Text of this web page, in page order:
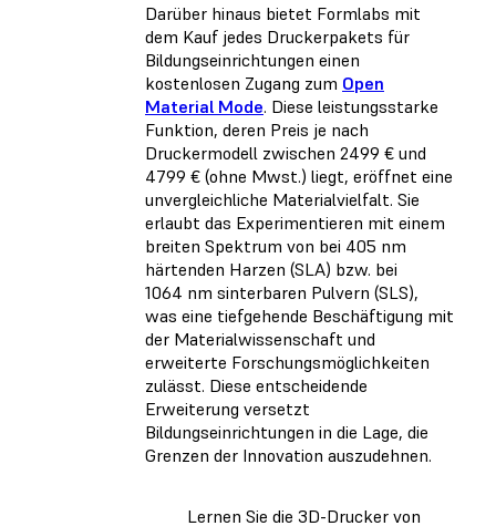
Darüber hinaus bietet Formlabs mit
dem Kauf jedes Druckerpakets für
Bildungseinrichtungen einen
kostenlosen Zugang zum Open
Material Mode. Diese leistungsstarke
Funktion, deren Preis je nach
Druckermodell zwischen 2499 € und
4799 € (ohne Mwst.) liegt, eröffnet eine
unvergleichliche Materialvielfalt. Sie
erlaubt das Experimentieren mit einem
breiten Spektrum von bei 405 nm
härtenden Harzen (SLA) bzw. bei
1064 nm sinterbaren Pulvern (SLS),
was eine tiefgehende Beschäftigung mit
der Materialwissenschaft und
erweiterte Forschungsmöglichkeiten
zulässt. Diese entscheidende
Erweiterung versetzt
Bildungseinrichtungen in die Lage, die
Grenzen der Innovation auszudehnen.
Lernen Sie die 3D-Drucker von